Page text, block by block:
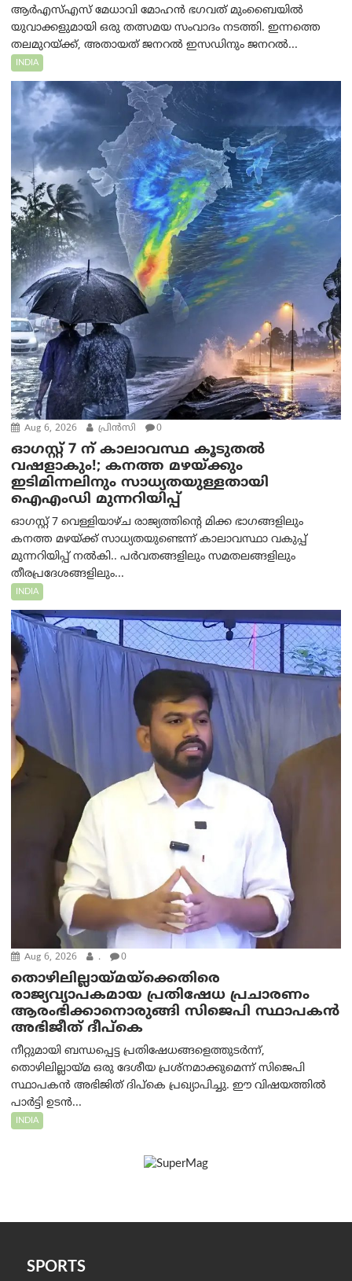
ആർ‌എസ്‌എസ് മേധാവി മോഹൻ ഭഗവത് മുംബൈയിൽ
യുവാക്കളുമായി ഒരു തത്സമയ സംവാദം നടത്തി. ഇന്നത്തെ
തലമുറയ്ക്ക്, അതായത് ജനറൽ ഇസഡിനും ജനറൽ...
INDIA
Aug 6, 2026 പ്രിന്‍സി 0
ഓഗസ്റ്റ് 7 ന് കാലാവസ്ഥ കൂടുതൽ
വഷളാകും!; കനത്ത മഴയ്ക്കും
ഇടിമിന്നലിനും സാധ്യതയുള്ളതായി
ഐഎംഡി മുന്നറിയിപ്പ്
ഓഗസ്റ്റ് 7 വെള്ളിയാഴ്ച രാജ്യത്തിന്റെ മിക്ക ഭാഗങ്ങളിലും
കനത്ത മഴയ്ക്ക് സാധ്യതയുണ്ടെന്ന് കാലാവസ്ഥാ വകുപ്പ്
മുന്നറിയിപ്പ് നൽകി.. പർവതങ്ങളിലും സമതലങ്ങളിലും
തീരപ്രദേശങ്ങളിലും...
INDIA
Aug 6, 2026 . 0
തൊഴിലില്ലായ്മയ്ക്കെതിരെ
രാജ്യവ്യാപകമായ പ്രതിഷേധ പ്രചാരണം
ആരംഭിക്കാനൊരുങ്ങി സിജെപി സ്ഥാപകന്‍
അഭിജീത് ദീപ്കെ
നീറ്റുമായി ബന്ധപ്പെട്ട പ്രതിഷേധങ്ങളെത്തുടർന്ന്,
തൊഴിലില്ലായ്മ ഒരു ദേശീയ പ്രശ്നമാക്കുമെന്ന് സിജെപി
സ്ഥാപകൻ അഭിജിത് ദിപ്കെ പ്രഖ്യാപിച്ചു. ഈ വിഷയത്തിൽ
പാർട്ടി ഉടൻ...
INDIA
SPORTS